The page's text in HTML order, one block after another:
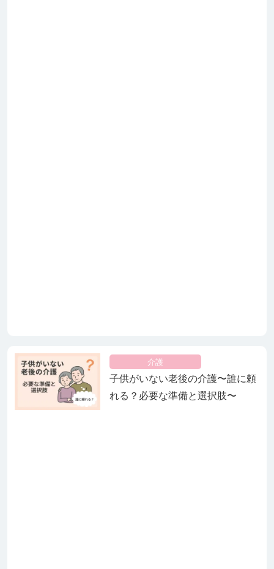
介護
子供がいない老後の介護〜誰に頼
れる？必要な準備と選択肢〜